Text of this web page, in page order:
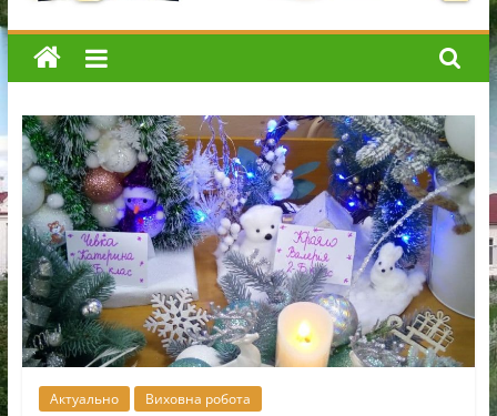
Новоселицький
ліцей
№2
Новоселицький
ліцей
№2
Новоселицької
міської
ради
Актуально Виховна робота